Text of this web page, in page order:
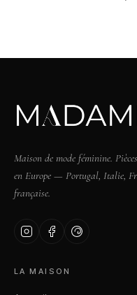
Maison de mode féminine.
en Europe — Portugal, Italie,
française.
LA MAISON